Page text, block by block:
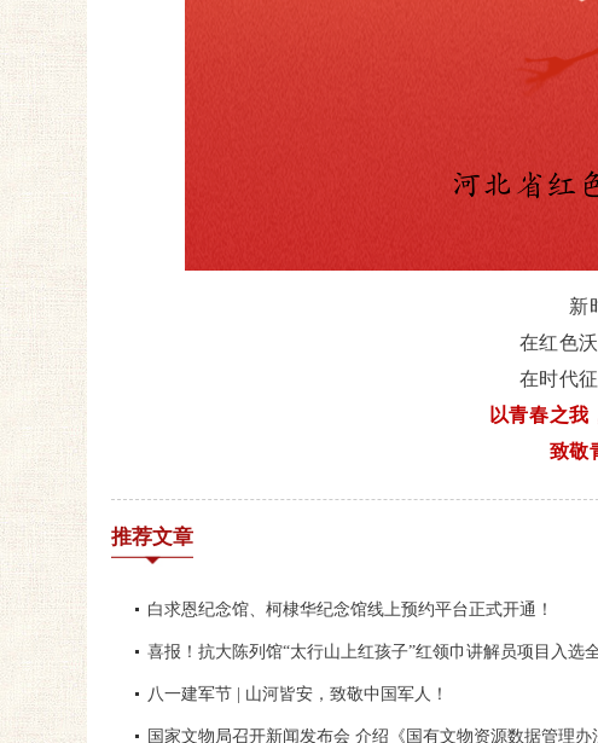
新
在红色
在时代
以青春之我
致敬
推荐文章
白求恩纪念馆、柯棣华纪念馆线上预约平台正式开通！
喜报！抗大陈列馆“太行山上红孩子”红领巾讲解员项目入选
八一建军节 | 山河皆安，致敬中国军人！
国家文物局召开新闻发布会 介绍《国有文物资源数据管理